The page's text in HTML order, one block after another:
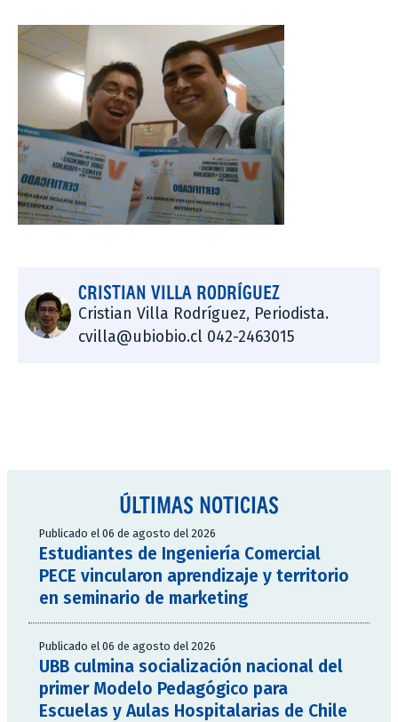
CRISTIAN VILLA RODRÍGUEZ
Cristian Villa Rodríguez, Periodista.
cvilla@ubiobio.cl 042-2463015
ÚLTIMAS NOTICIAS
Publicado el 06 de agosto del 2026
Estudiantes de Ingeniería Comercial
PECE vincularon aprendizaje y territorio
en seminario de marketing
Publicado el 06 de agosto del 2026
UBB culmina socialización nacional del
primer Modelo Pedagógico para
Escuelas y Aulas Hospitalarias de Chile